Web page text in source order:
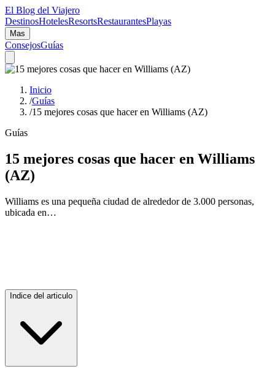
El Blog del Viajero
DestinosHotelesResortsRestaurantesPlayas
Mas
ConsejosGuías
Inicio
/Guías
/15 mejores cosas que hacer en Williams (AZ)
Guías
15 mejores cosas que hacer en Williams
(AZ)
Williams es una pequeña ciudad de alrededor de 3.000 personas,
ubicada en…
Indice del articulo